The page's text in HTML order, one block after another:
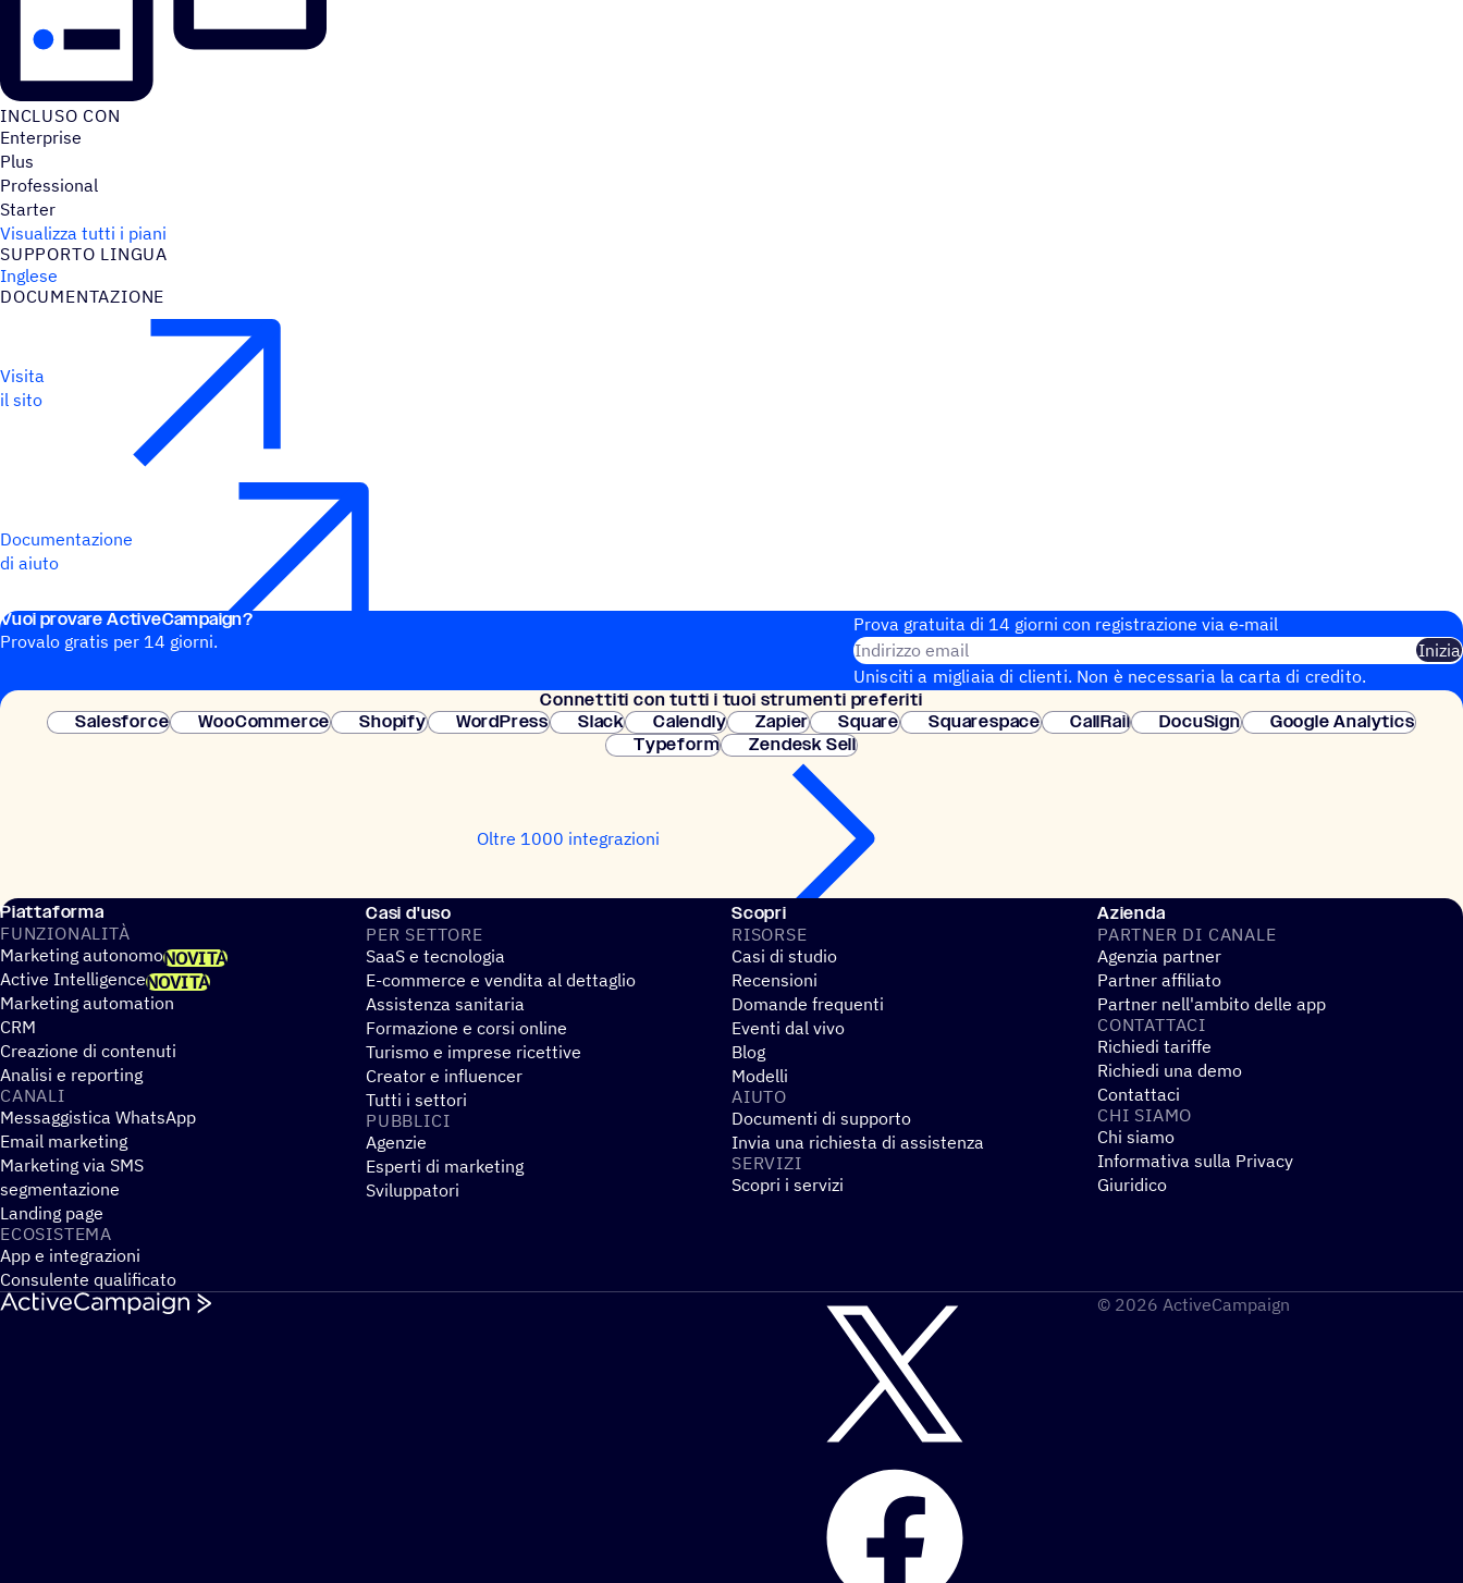
INCLUSO CON
Enterprise
Plus
Professional
Starter
Visualizza tutti i piani
SUPPORTO LINGUA
Inglese
DOCU­MEN­TA­ZIONE
Visita
il sito
Documentazione
di aiuto
Vuoi provare ActiveCampaign?
Provalo gratis per 14 giorni.
Prova gratuita di 14 giorni con regi­stra­zione via e‑mail
Indirizzo email
Inizia
Unisciti a migliaia di clienti. Non è necessaria la carta di credito.
Configurazione istantanea.
Connet­titi con tutti i tuoi strumenti preferiti
Salesforce
WooCommerce Shopify WordPress Slack Calendly Zapier Square Squarespace CallRail DocuSign
Google Analytics
Typeform
Zendesk Sell
Oltre 1000 integrazioni
Piattaforma
FUNZIO­NA­LITÀ
Marketing autonomoNOVITÀ
Active IntelligenceNOVITÀ
Marketing automation
CRM
Creazione di contenuti
Analisi e reporting
CANALI
Messaggistica WhatsApp
Email marketing
Marketing via SMS
segmentazione
Landing page
ECOSI­STEMA
App e integrazioni
Consulente qualificato
Casi d'uso
PER SETTORE
SaaS e tecnologia
E-commerce e vendita al dettaglio
Assistenza sanitaria
Formazione e corsi online
Turismo e imprese ricettive
Creator e influencer
Tutti i settori
PUBBLICI
Agenzie
Esperti di marketing
Sviluppatori
Scopri
RISORSE
Casi di studio
Recensioni
Domande frequenti
Eventi dal vivo
Blog
Modelli
AIUTO
Documenti di supporto
Invia una richiesta di assistenza
SERVIZI
Scopri i servizi
Azienda
PARTNER DI CANALE
Agenzia partner
Partner affiliato
Partner nell'ambito delle app
CONTAT­TACI
Richiedi tariffe
Richiedi una demo
Contattaci
CHI SIAMO
Chi siamo
Informativa sulla Privacy
Giuridico
© 2026 ActiveCampaign